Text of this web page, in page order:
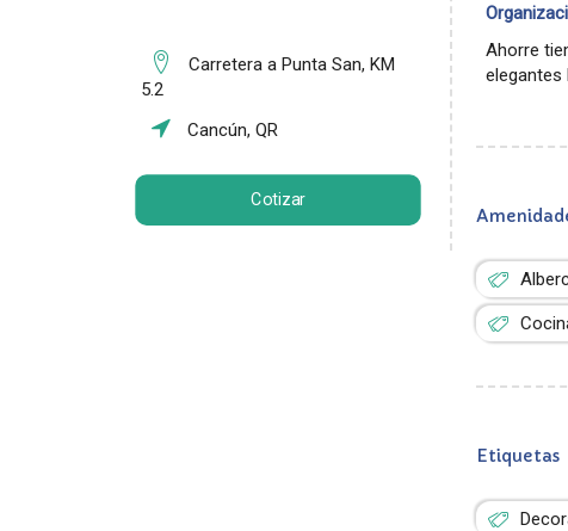
Carretera a Punta San, KM
5.2
Cancún, QR
Cotizar
Ahorre
Etiquetas